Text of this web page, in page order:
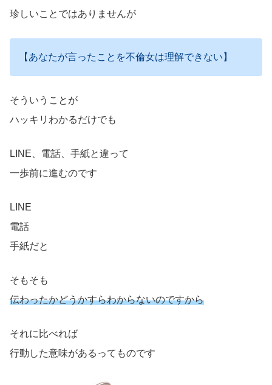
珍しいことではありませんが
【あなたが言ったことを不倫女は理解できない】
そういうことが
ハッキリわかるだけでも
LINE、電話、手紙と違って
一歩前に進むのです
LINE
電話
手紙だと
そもそも
伝わったかどうかすらわからないのですから
それに比べれば
行動した意味があるってものです